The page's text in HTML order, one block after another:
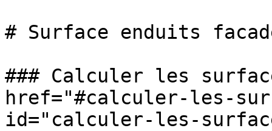
# Surface enduits
### Calculer les
href="#calculer-les-
id="calculer-les-